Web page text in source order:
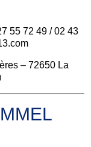
55 72 49 / 02 43
– 72650 La